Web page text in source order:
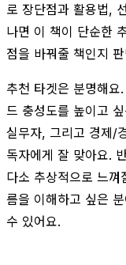
로 장단점과 활용법,
나면 이 책이 단순한
점을 바꿔줄 책인지
추천 타겟은 분명해
드 충성도를 높이고
실무자, 그리고 경제/
독자에게 잘 맞아요.
다소 추상적으로 느
름을 이해하고 싶은
수 있어요.